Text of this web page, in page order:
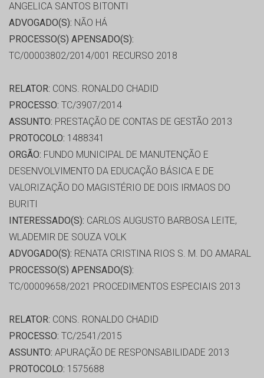
ANGELICA SANTOS BITONTI
ADVOGADO(S): NÃO HÁ
PROCESSO(S) APENSADO(S):
TC/00003802/2014/001 RECURSO 2018
RELATOR: CONS. RONALDO CHADID
PROCESSO: TC/3907/2014
ASSUNTO: PRESTAÇÃO DE CONTAS DE GESTÃO 2013
PROTOCOLO: 1488341
ORGÃO: FUNDO MUNICIPAL DE MANUTENÇÃO E
DESENVOLVIMENTO DA EDUCAÇÃO BÁSICA E DE
VALORIZAÇÃO DO MAGISTÉRIO DE DOIS IRMAOS DO
BURITI
INTERESSADO(S): CARLOS AUGUSTO BARBOSA LEITE,
WLADEMIR DE SOUZA VOLK
ADVOGADO(S): RENATA CRISTINA RIOS S. M. DO AMARAL
PROCESSO(S) APENSADO(S):
TC/00009658/2021 PROCEDIMENTOS ESPECIAIS 2013
RELATOR: CONS. RONALDO CHADID
PROCESSO: TC/2541/2015
ASSUNTO: APURAÇÃO DE RESPONSABILIDADE 2013
PROTOCOLO: 1575688